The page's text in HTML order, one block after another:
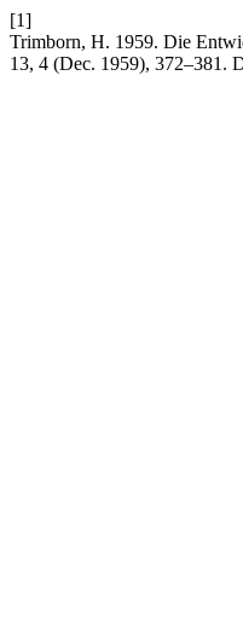
[1]
Trimborn, H. 1959. Die
13, 4 (Dec. 1959), 372–381.